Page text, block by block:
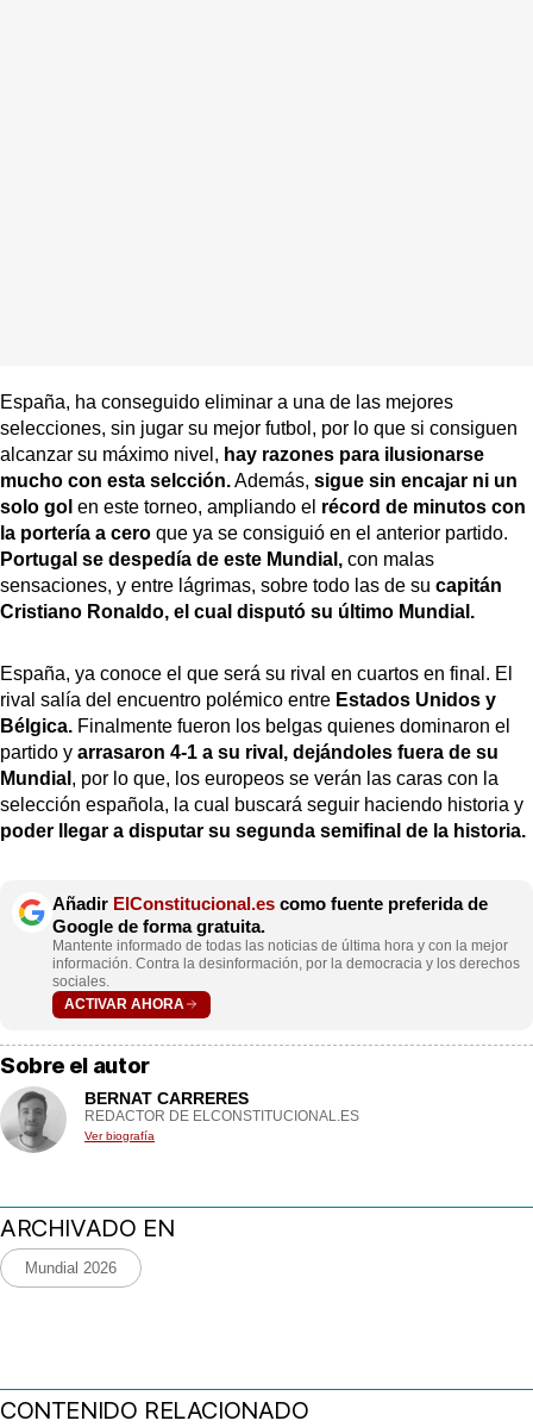
España, ha conseguido eliminar a una de las mejores
selecciones, sin jugar su mejor futbol, por lo que si consiguen
alcanzar su máximo nivel, hay razones para ilusionarse
mucho con esta selcción.Además, sigue sin encajar ni un
solo gol en este torneo, ampliando el récord de minutos con
la portería a cero que ya se consiguió en el anterior partido.
Portugal se despedía de este Mundial, con malas
sensaciones, y entre lágrimas, sobre todo las de su capitán
Cristiano Ronaldo, el cual disputó su último Mundial.
España, ya conoce el que será su rival en cuartos en final. El
rival salía del encuentro polémico entre Estados Unidos y
Bélgica. Finalmente fueron los belgas quienes dominaron el
partido y arrasaron 4-1 a su rival, dejándoles fuera de su
Mundial , por lo que, los europeos se verán las caras con la
selección española, la cual buscará seguir haciendo historia y
poder llegar a disputar su segunda semifinal de la historia.
Añadir ElConstitucional.es como fuente preferida de
Google de forma gratuita.
Mantente informado de todas las noticias de última hora y con la mejor
información. Contra la desinformación, por la democracia y los derechos
sociales.
ACTIVAR AHORA
Sobre el autor
BERNAT CARRERES
REDACTOR DE ELCONSTITUCIONAL.ES
Ver biografía
ARCHIVADO EN
Mundial 2026
CONTENIDO RELACIONADO